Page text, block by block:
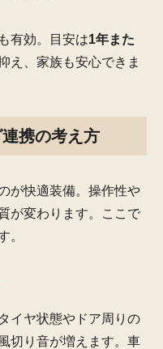
有効。目安は1年また
え、家族も安心できま
携の考え方
が快適装備。操作性や
が変わります。ここで
。
イヤ状態やドア周りの
切り音が増えます。車